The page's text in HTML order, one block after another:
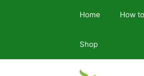
Home How
Shop